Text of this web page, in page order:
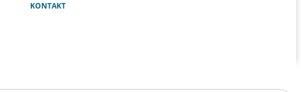
KONTAKT